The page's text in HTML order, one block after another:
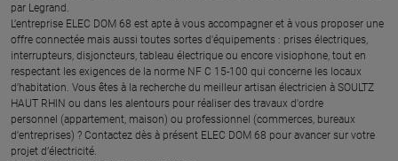
par Legrand.​
L’entreprise ELEC DOM 68 est apte à vous accompagner et à vous proposer une
offre connectée mais aussi toutes sortes d'équipements : prises électriques,
interrupteurs, disjoncteurs, tableau électrique ou encore visiophone, tout en
respectant les exigences de la norme NF C 15-100 qui concerne les locaux
d’habitation. Vous êtes à la recherche du meilleur artisan électricien à SOULTZ
HAUT RHIN ou dans les alentours pour réaliser des travaux d'ordre
personnel (appartement, maison) ou professionnel (commerces, bureaux
d'entreprises) ? Contactez dès à présent ELEC DOM 68 pour avancer sur votre
projet d’électricité.